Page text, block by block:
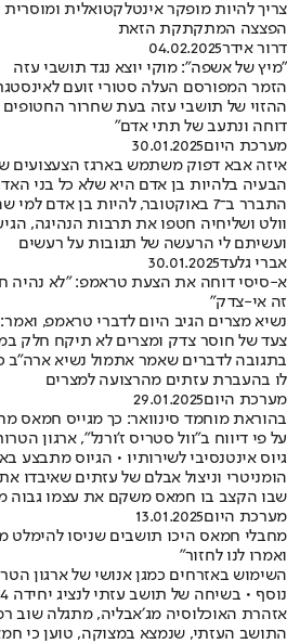
צריך להיות מופקר אינטלקטואלית
הפצצה המתקתקת הזאת
דרור אידר04.02.2025
"מיץ של אשפה": מוקי יוצא נגד תושבי עזה
הזמר המפורסם העלה סטורי זועם
ההזוי של תושבי עזה בעת שחרור
דוחה ונתעב של תתי אדם"
מערכת היום30.01.2025
איזה אבא דפוק משתמש בארגז הצעצועים
הבעיה בלהיות בן אדם היא שלא כל בני
התברר ב־7 באוקטובר, להיות בן אדם
וולט ושליחיה חטפו את תרבות הנהיגה,
ועשיתם לי הרעשה של תגובות על רעשים
אברי גלעד30.01.2025
א-סיסי דוחה את הצעת טראמפ: "לא נהיה
זה אי-צדק"
נשיא מצרים הגיב היום לדברי טראמפ,
צעד של חוסר צדק ומצרים לא תיקח חלק
בתגובה לדברים שאמר אתמול נשיא ארה"ב
לו בהעברת עזתים מהרצועה למצרים
מערכת היום29.01.2025
בהוראת מוחמד סינוואר: כך מגייס חמאס
על פי דיווח ב"וול סטריס ז'ורנל", ארגון
גיוס אינטנסיבי לשירותיו • הגיוס מתבצע
הומניטרי וניצול אבלם של עזתים שאיבדו
שבו הקצב בו חמאס משקם את עצמו גבוה
מערכת היום13.01.2025
מחבלי חמאס היכו תושבים שניסו להימלט
ואמרו לנו לחזור"
השימוש באזרחים כמגן אנושי של ארגון
אזהרת האוכלוסיה מג׳אבליה, מתגלה שוב
התושב העזתי, שנמצא במצוקה, טוען כי